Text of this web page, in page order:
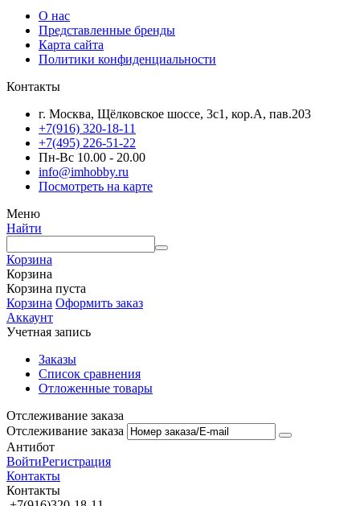
О нас
Представленные бренды
Карта сайта
Политики конфиденциальности
Контакты
г. Москва, Щёлковское шоссе, 3с1, кор.А, пав.203
+7(916) 320-18-11
+7(495) 226-51-22
Пн-Вс 10.00 - 20.00
info@imhobby.ru
Посмотреть на карте
Меню
Найти
Корзина
Корзина
Корзина пуста
Корзина Оформить заказ
Аккаунт
Учетная запись
Заказы
Список сравнения
Отложенные товары
Отслеживание заказа
Отслеживание заказа
Антибот
ВойтиРегистрация
Контакты
Контакты